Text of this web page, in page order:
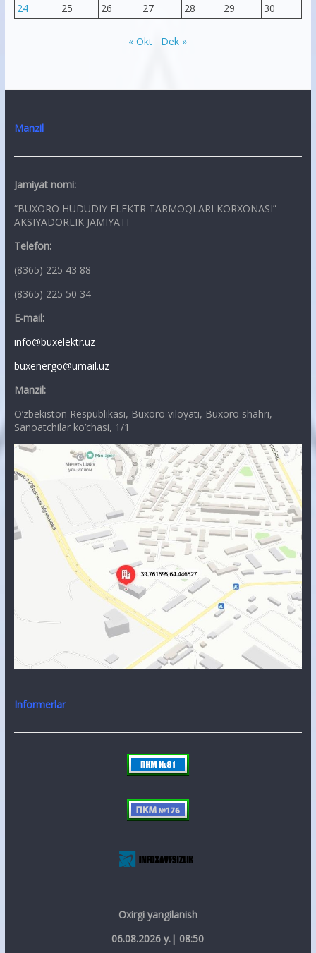
24
25 26 27 28 29 30
« Okt Dek »
Manzil
Jamiyat nomi:
“BUXORO HUDUDIY ELEKTR TARMOQLARI KORXONASI”
AKSIYADORLIK JAMIYATI
Telefon:
(8365) 225 43 88
(8365) 225 50 34
E-mail:
info@buxelektr.uz
buxenergo@umail.uz
Manzil:
O’zbekiston Respublikasi, Buxoro viloyati, Buxoro shahri,
Sanoatchilar ko’chasi, 1/1
Informerlar
Oxirgi yangilanish
06.08.2026 y.| 08:50